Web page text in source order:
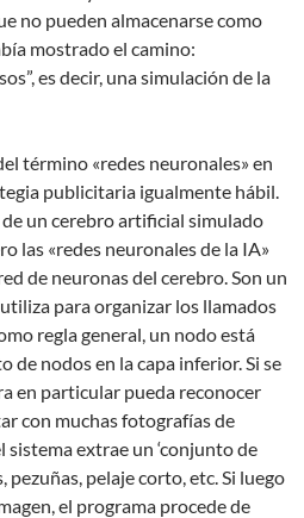
no pueden almacenarse como
mostrado el camino:
es decir, una simulación de la
término «redes neuronales» en
publicitaria igualmente hábil.
un cerebro artificial simulado
las «redes neuronales de la IA»
de neuronas del cerebro. Son un
para organizar los llamados
regla general, un nodo está
de nodos en la capa inferior. Si se
en particular pueda reconocer
con muchas fotografías de
sistema extrae un ‘conjunto de
pezuñas, pelaje corto, etc. Si luego
el programa procede de